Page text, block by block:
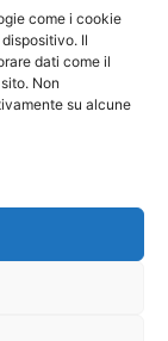
come i cookie
Il
dati come il
Non
su alcune
Milano (MI) - Italy